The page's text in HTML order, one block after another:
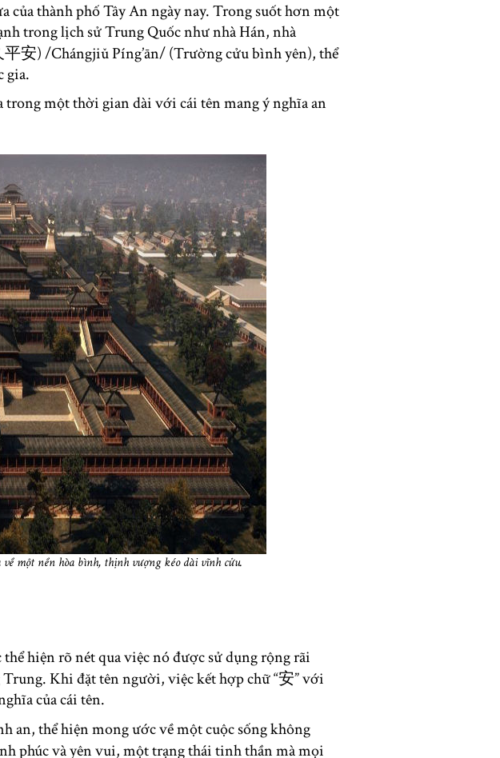
thành phố Tây An ngày nay. Trong suốt hơn một
trong lịch sử Trung Quốc như nhà Hán, nhà
安) /Chángjiǔ Píng’ān/ (Trường cửu bình yên), thể
gia.
một thời gian dài với cái tên mang ý nghĩa an
một nền hòa bình, thịnh vượng kéo dài vĩnh cửu.
hiện rõ nét qua việc nó được sử dụng rộng rãi
Khi đặt tên người, việc kết hợp chữ “安” với
của cái tên.
an, thể hiện mong ước về một cuộc sống không
phúc và yên vui, một trạng thái tinh thần mà mọi